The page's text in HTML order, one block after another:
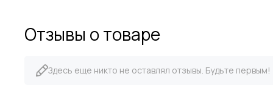
Отзывы о товаре
Здесь еще никто не оставлял отзывы. Будьте первым!